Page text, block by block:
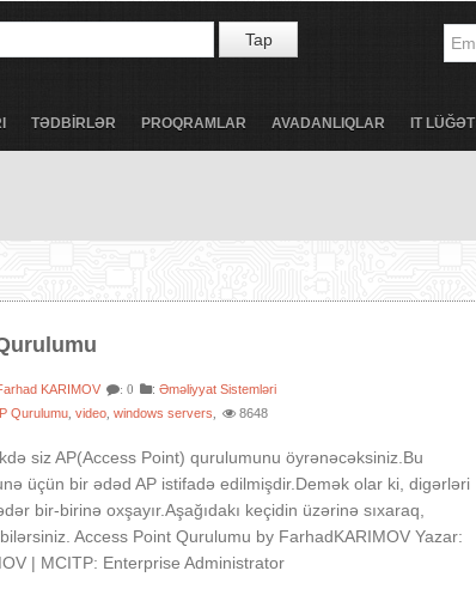
Tap
TƏDBİRLƏR PROQRAMLAR AVADANLIQLAR IT LÜĞƏT
KARIMOV : 0 :Əməliyyat Sistemləri
Qurulumu ,video ,windows servers 8648
siz AP(Access Point) qurulumunu öyrənəcəksiniz.Bu
üçün bir ədəd AP istifadə edilmişdir.Demək olar ki, digərləri
bir-birinə oxşayır.Aşağıdakı keçidin üzərinə sıxaraq,
Access Point Qurulumu by FarhadKARIMOV Yazar:
| MCITP: Enterprise Administrator